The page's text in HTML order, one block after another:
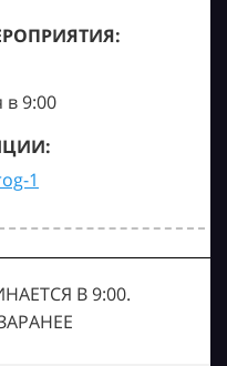
в 9:00
1
В 9:00.